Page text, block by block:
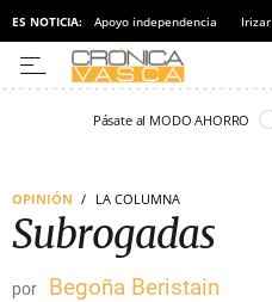
ES NOTICIA: Apoyo independencia Irizar
Pásate al MODO AHORRO
OPINIÓN LA COLUMNA
Subrogadas
Begoña Beristain